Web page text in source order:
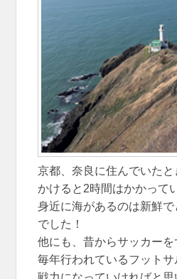
京都、奈良に住んでいた
かけると2時間はかかって
身近に海があるのは新鮮
でした！
他にも、昔からサッカー
毎年行われているフット